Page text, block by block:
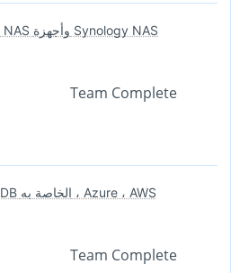
يدعم أجهزة QNAP NAS وأجهزة Synology NAS
Team Complete
يدعم خوادم MariaDB الخاصة به ، Azure ، AWS
Team Complete